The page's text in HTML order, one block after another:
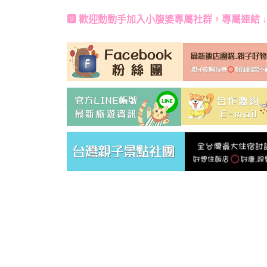
🆅 歡迎動動手加入小腹婆專屬社群 ，專屬連結